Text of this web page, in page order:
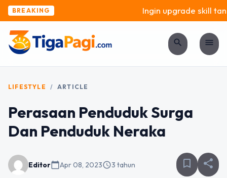
BREAKING Ingin upgrade skill
search menu
LIFESTYLE / ARTICLE
Perasaan Penduduk Surga
Dan Penduduk Neraka
Editorcalendar_todayApr 08, 2023schedule3 tahun bookmark_border share